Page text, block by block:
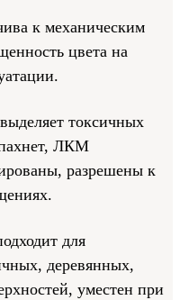
к механическим
цвета на
токсичных
ЛКМ
разрешены к
для
деревянных,
уместен при